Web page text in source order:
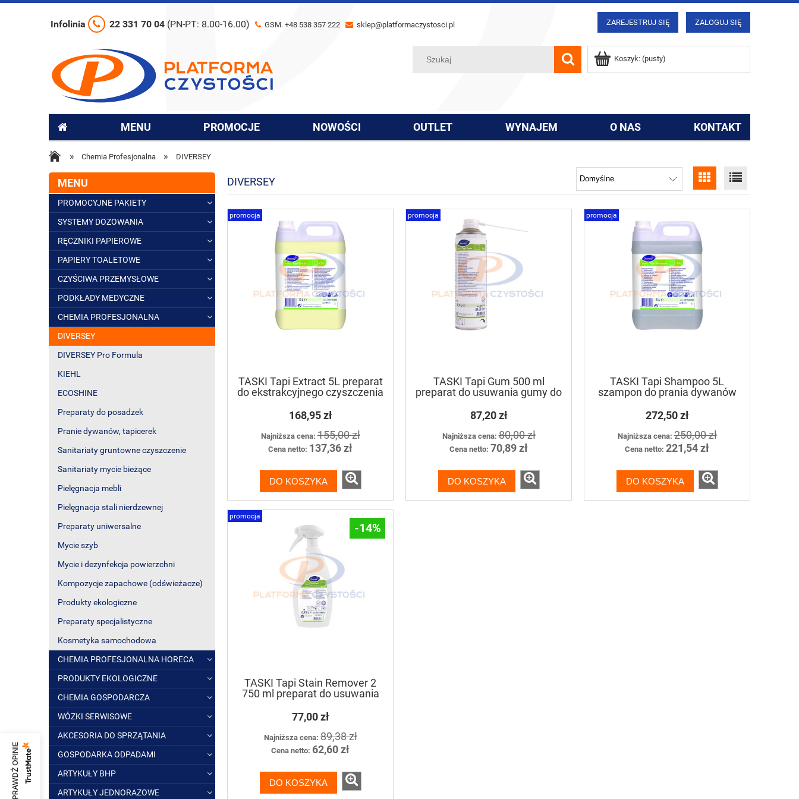
Infolinia 22 331 70 04 (PN-PT: 8.00-16.00) GSM. +48 538 357 222 sklep@platformaczystosci.pl ZAREJESTRUJ SIĘ ZALOGUJ SIĘ
Koszyk: (pusty)
MENU PROMOCJE NOWOŚCI OUTLET WYNAJEM O NAS KONTAKT
» Chemia Profesjonalna » DIVERSEY
MENU
PROMOCYJNE PAKIETY
SYSTEMY DOZOWANIA
RĘCZNIKI PAPIEROWE
PAPIERY TOALETOWE
CZYŚCIWA PRZEMYSŁOWE
PODKŁADY MEDYCZNE
CHEMIA PROFESJONALNA
DIVERSEY
DIVERSEY Pro Formula
KIEHL
ECOSHINE
Preparaty do posadzek
Pranie dywanów, tapicerek
Sanitariaty gruntowne czyszczenie
Sanitariaty mycie bieżące
Pielęgnacja mebli
Pielęgnacja stali nierdzewnej
Preparaty uniwersalne
Mycie szyb
Mycie i dezynfekcja powierzchni
Kompozycje zapachowe (odświeżacze)
Produkty ekologiczne
Preparaty specjalistyczne
Kosmetyka samochodowa
CHEMIA PROFESJONALNA HORECA
PRODUKTY EKOLOGICZNE
CHEMIA GOSPODARCZA
WÓZKI SERWISOWE
AKCESORIA DO SPRZĄTANIA
GOSPODARKA ODPADAMI
ARTYKUŁY BHP
ARTYKUŁY JEDNORAZOWE
DIVERSEY
TASKI Tapi Extract 5L preparat
do ekstrakcyjnego czyszczenia
wykładzin podłogowych i
dywanów
168,95 zł
Najniższa cena:155,00 zł
Cena netto: 137,36 zł
DO KOSZYKA
promocja
TASKI Tapi Gum 500 ml
preparat do usuwania gumy do
87,20 zł
Najniższa cena:80,00 zł
Cena netto: 70,89 zł
DO KOSZYKA
promocja
TASKI Tapi Shampoo 5L
szampon do prania dywanów
272,50 zł
Najniższa cena:250,00 zł
Cena netto: 221,54 zł
DO KOSZYKA
promocja
-14%
TASKI Tapi Stain Remover 2
750 ml preparat do usuwania
plam z wykładzin podłogowych
i dywanów
77,00 zł
Najniższa cena:89,38 zł
Cena netto: 62,60 zł
DO KOSZYKA
promocja
SPRAWDŹ OPINIE